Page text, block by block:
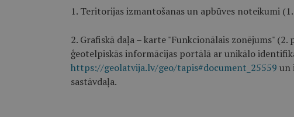
1. Teritorijas izmantošanas un apbūves noteikumi
2. Grafiskā daļa – karte "Funkcionālais zonējums"
ģeotelpiskās informācijas portālā ar unikālo
https://geolatvija.lv/geo/tapis#document_25559 un
sastāvdaļa.